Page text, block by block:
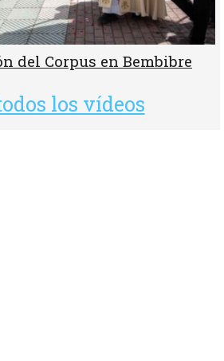
del Corpus en Bembibre
los vídeos